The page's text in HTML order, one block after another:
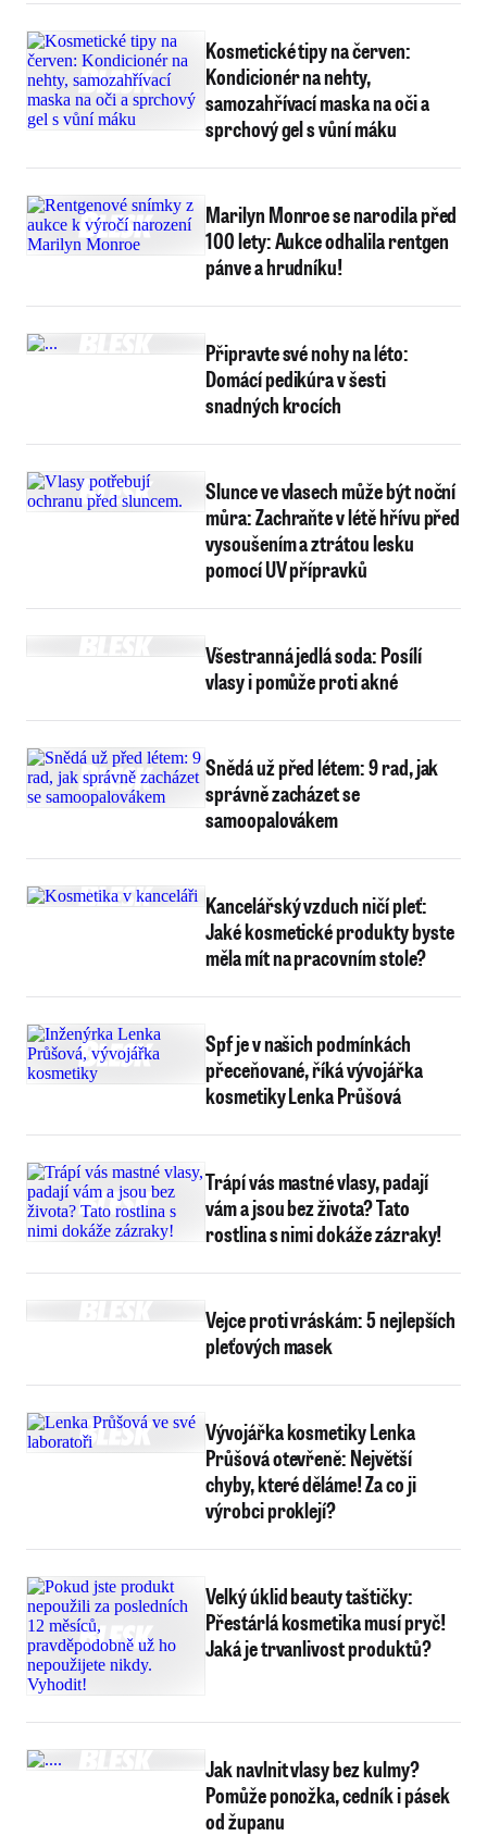
Kosmetické tipy na červen:
Kondicionér na nehty,
samozahřívací maska na oči a
sprchový gel s vůní máku
Marilyn Monroe se narodila před
100 lety: Aukce odhalila rentgen
pánve a hrudníku!
Připravte své nohy na léto:
Domácí pedikúra v šesti
snadných krocích
Slunce ve vlasech může být noční
můra: Zachraňte v létě hřívu před
vysoušením a ztrátou lesku
pomocí UV přípravků
Všestranná jedlá soda: Posílí
vlasy i pomůže proti akné
Snědá už před létem: 9 rad, jak
správně zacházet se
samoopalovákem
Kancelářský vzduch ničí pleť:
Jaké kosmetické produkty byste
měla mít na pracovním stole?
Spf je v našich podmínkách
přeceňované, říká vývojářka
kosmetiky Lenka Průšová
Trápí vás mastné vlasy, padají
vám a jsou bez života? Tato
rostlina s nimi dokáže zázraky!
Vejce proti vráskám: 5 nejlepších
pleťových masek
Vývojářka kosmetiky Lenka
Průšová otevřeně: Největší
chyby, které děláme! Za co ji
výrobci proklejí?
Velký úklid beauty taštičky:
Přestárlá kosmetika musí pryč!
Jaká je trvanlivost produktů?
Jak navlnit vlasy bez kulmy?
Pomůže ponožka, cedník i pásek
od županu